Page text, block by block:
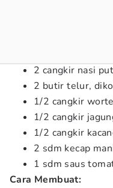
2 cangkir nasi
2 butir telur,
1/2 cangkir
1/2 cangkir
1/2 cangkir
2 sdm kecap
1 sdm saus
Cara Membuat: